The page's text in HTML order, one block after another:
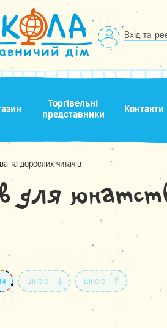
Вхід та
Торгівельні
представники
Контакти
та дорослих читачів
для
ціною ціною